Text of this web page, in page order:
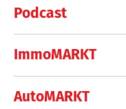
Podcast
ImmoMARKT
AutoMARKT